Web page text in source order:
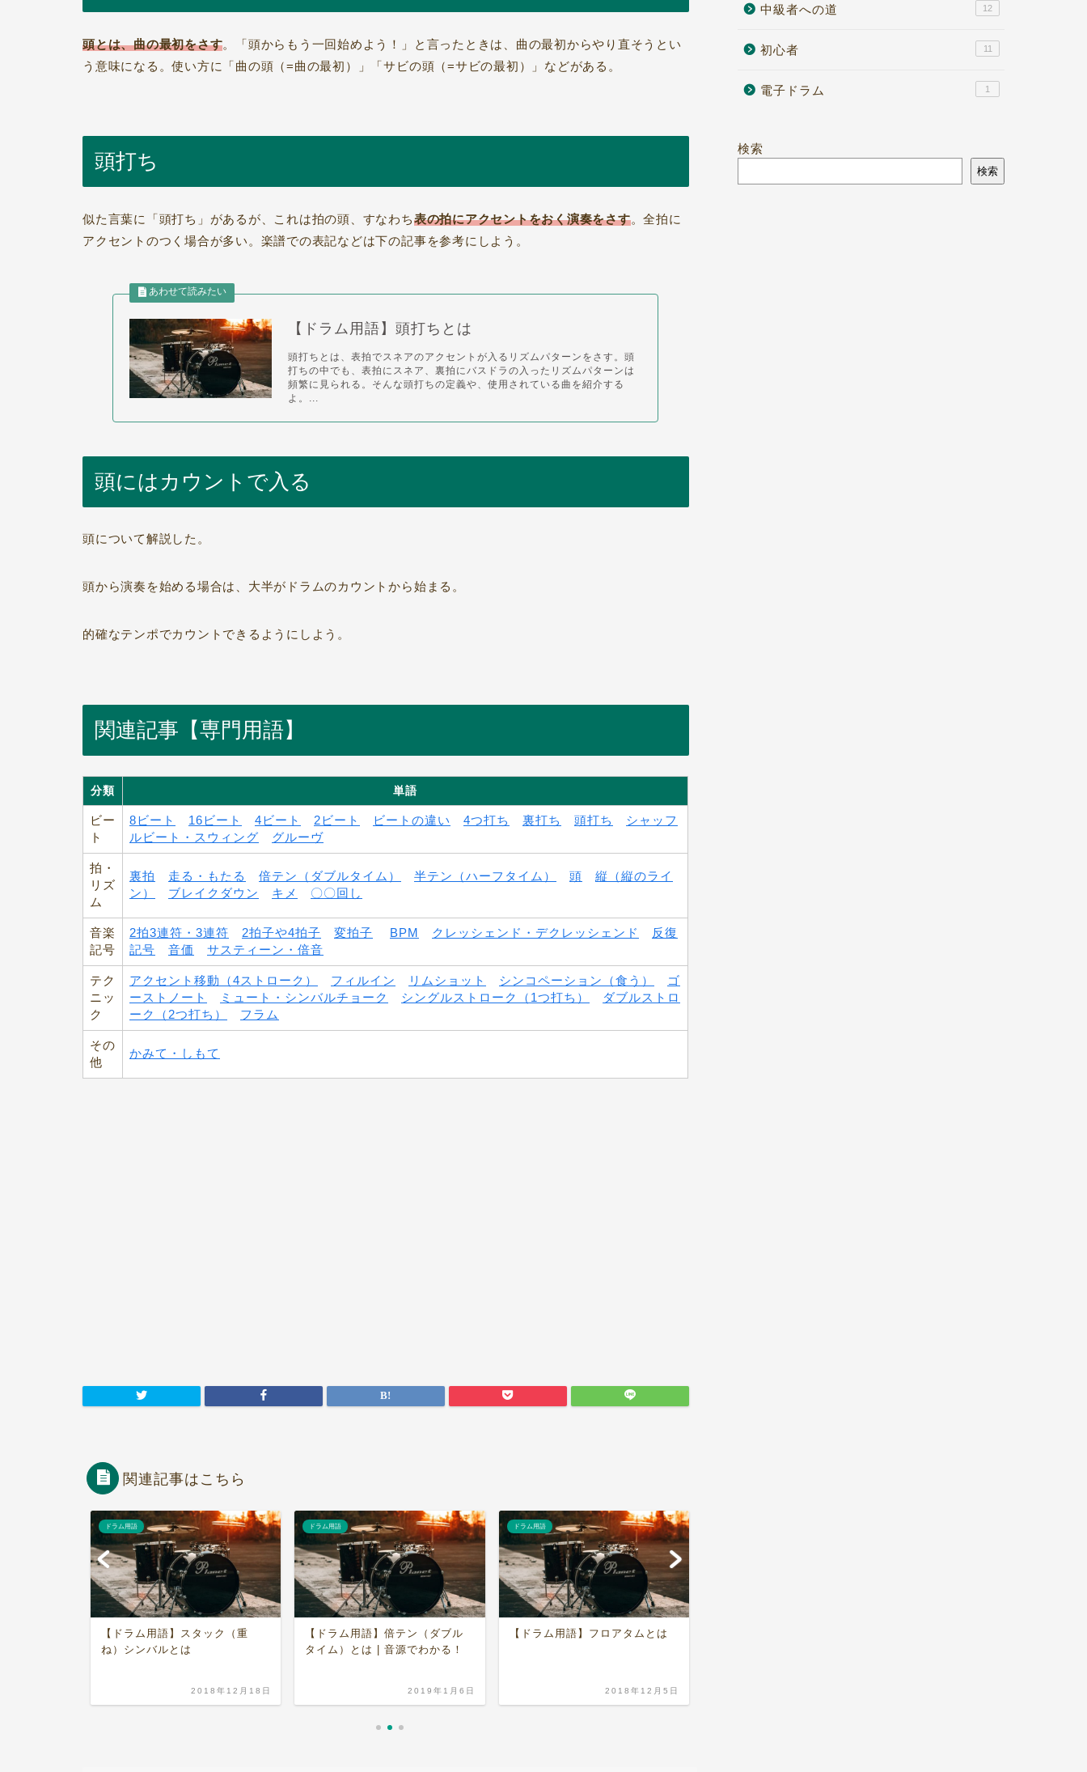
頭とは、曲の最初をさす。「頭からもう一回始めよう！」と言ったときは、曲の最初からやり直そうとい
う意味になる。使い方に「曲の頭（=曲の最初）」「サビの頭（=サビの最初）」などがある。
頭打ち
似た言葉に「頭打ち」があるが、これは拍の頭、すなわち表の拍にアクセントをおく演奏をさす。全拍に
アクセントのつく場合が多い。楽譜での表記などは下の記事を参考にしよう。
【ドラム用語】頭打ちとは
頭打ちとは、表拍でスネアのアクセントが入るリズムパターンをさす。頭
打ちの中でも、表拍にスネア、裏拍にバスドラの入ったリズムパターンは
頻繁に見られる。そんな頭打ちの定義や、使用されている曲を紹介する
よ。...
頭にはカウントで入る
頭について解説した。
頭から演奏を始める場合は、大半がドラムのカウントから始まる。
的確なテンポでカウントできるようにしよう。
関連記事【専門用語】
分類 単語
ビー
ト
8ビート 16ビート 4ビート 2ビート ビートの違い 4つ打ち 裏打ち 頭打ち
シャッフ
ルビート・スウィング
グルーヴ
拍・
リズ
ム
裏拍 走る・もたる 倍テン（ダブルタイム） 半テン（ハーフタイム） 頭
縦（縦のライ
ン）
ブレイクダウン キメ 〇〇回し
音楽
記号
2拍3連符・3連符 2拍子や4拍子 変拍子 BPM クレッシェンド・デクレッシェンド
反復
記号
音価 サスティーン・倍音
テク
ニッ
ク
アクセント移動（4ストローク） フィルイン リムショット シンコペーション（食う）
ゴ
ーストノート
ミュート・シンバルチョーク シングルストローク（1つ打ち）
ダブルストロ
ーク（2つ打ち）
フラム
その
他
かみて・しもて
関連記事はこちら
ドラム用語
【ドラム用語】倍テン（ダブル
タイム）とは | 音源でわかる！
2019年1月6日
ドラム用語
【ドラム用語】フロアタムとは
2018年12月5日
ドラム用語
【ドラム用語】スタック（重
2018年12月18日
中級者への道 12
初心者 11
電子ドラム 1
検索
検索